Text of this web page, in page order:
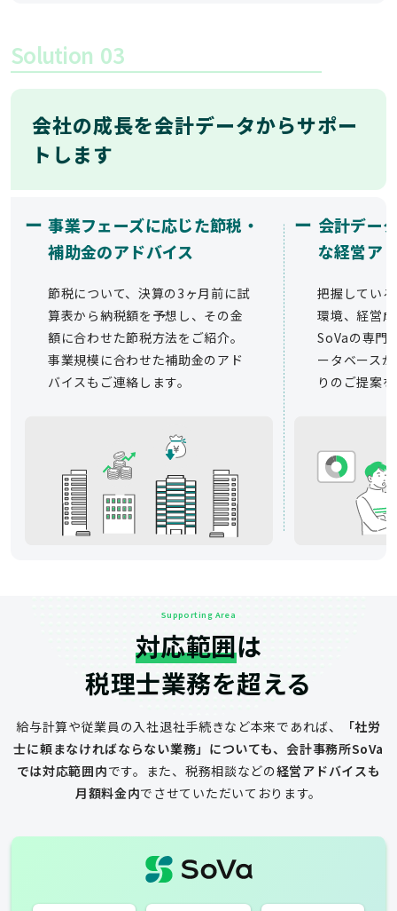
Solution 03
会社の成長を会計データからサポー
トします
ー 事業フェーズに応じた節税・
補助金のアドバイス
節税について、決算の3ヶ月前に試
算表から納税額を予想し、その金
額に合わせた節税方法をご紹介。
事業規模に合わせた補助金のアド
バイスもご連絡します。
ー 会計デー
な経営ア
把握してい
環境、経営
SoVaの専門
ータベース
りのご提案
Supporting Area
対応範囲は
税理士業務を超える
給与計算や従業員の入社退社手続きなど本来であれば、
「社労
士に頼まなければならない業務」についても、会計事務所SoVa
では対応範囲内です。 また、税務相談などの経営アドバイスも
月額料金内でさせていただいております。
一般的な税理士